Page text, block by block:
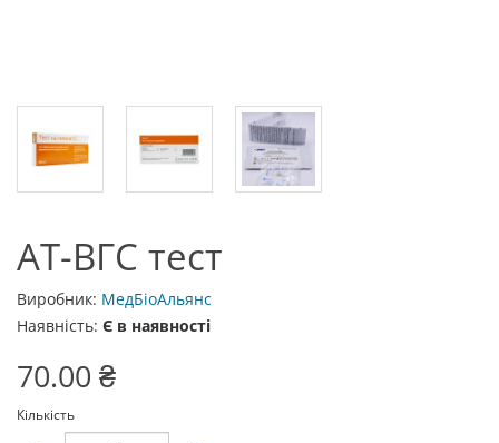
AT-BГС тест
Виробник: МедБіоАльянс
Наявність: Є в наявності
70.00 ₴
Кількість